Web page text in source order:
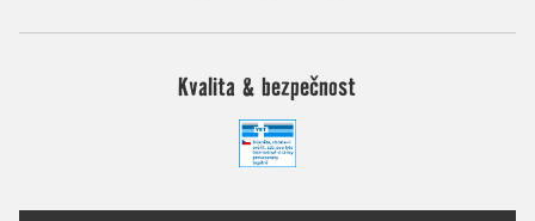
Kvalita & bezpečnost